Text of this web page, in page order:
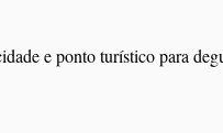
e ponto turístico para